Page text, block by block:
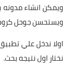
ويمكن انشاء
ويستحسن جوحل
اولا ندخل علي
نختار اول نتيجه بحث.